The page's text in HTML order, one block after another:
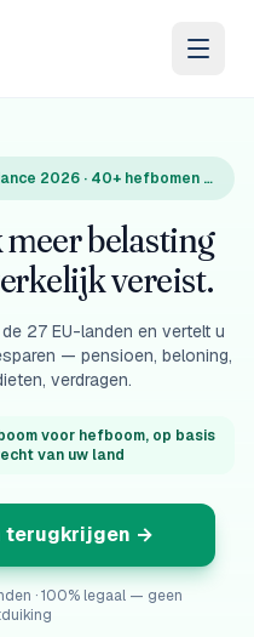
27 EU-landen · Fiscale compliance 2026 · 40+ hefbomen geanalyseerd
belasting
vereist.
27 EU-landen en vertelt u
— pensioen, beloning,
verdragen.
voor hefboom, op basis
van uw land
terugkrijgen →
· 100% legaal — geen